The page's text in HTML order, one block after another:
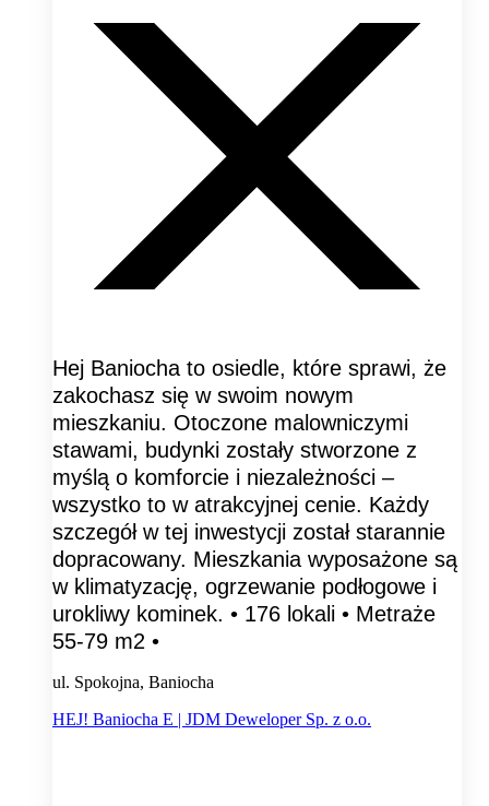
Hej Baniocha to osiedle, które sprawi, że
zakochasz się w swoim nowym
mieszkaniu. Otoczone malowniczymi
stawami, budynki zostały stworzone z
myślą o komforcie i niezależności –
wszystko to w atrakcyjnej cenie. Każdy
szczegół w tej inwestycji został starannie
dopracowany. Mieszkania wyposażone są
w klimatyzację, ogrzewanie podłogowe i
urokliwy kominek. • 176 lokali • Metraże
55-79 m2 •
ul. Spokojna, Baniocha
HEJ! Baniocha E | JDM Deweloper Sp. z o.o.